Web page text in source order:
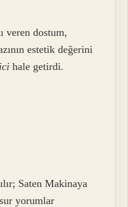
veren dostum,
estetik değerini
hale getirdi.
Saten Makinaya
yorumlar